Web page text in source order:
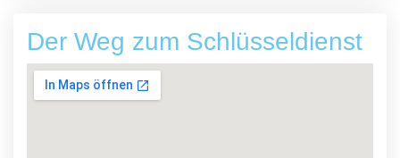
Der Weg zum Schlüsseldienst